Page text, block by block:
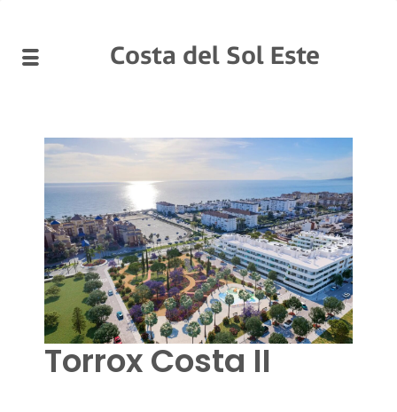
Costa del Sol Este
Torrox Costa II